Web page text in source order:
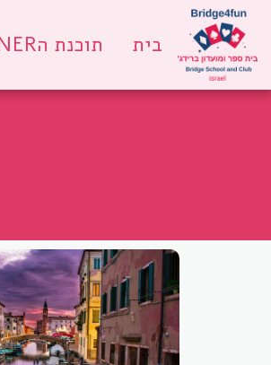
בית תוכנת הBRIDGE TRAINER